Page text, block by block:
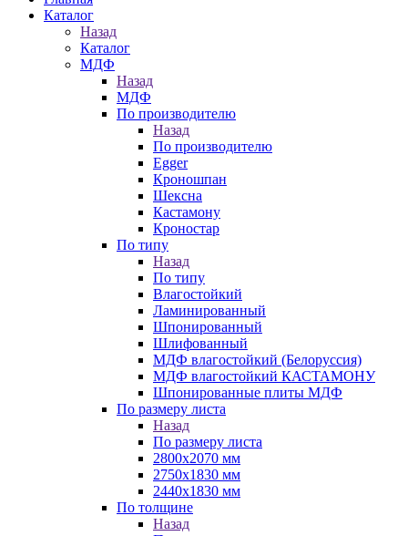
Каталог
Назад
Каталог
МДФ
Назад
МДФ
По производителю
Назад
По производителю
Egger
Кроношпан
Шексна
Кастамону
Кроностар
По типу
Назад
По типу
Влагостойкий
Ламинированный
Шпонированный
Шлифованный
МДФ влагостойкий (Белоруссия)
МДФ влагостойкий КАСТАМОНУ
Шпонированные плиты МДФ
По размеру листа
Назад
По размеру листа
2800х2070 мм
2750х1830 мм
2440х1830 мм
По толщине
Назад